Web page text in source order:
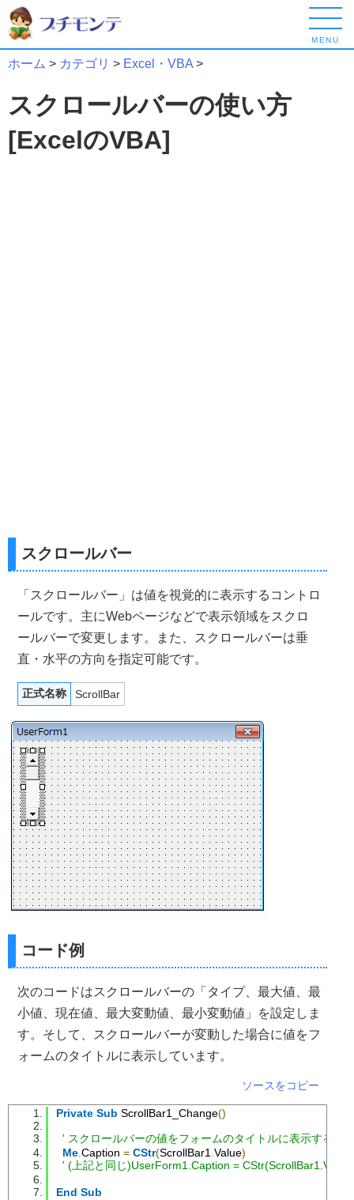
MENU
ホーム > カテゴリ > Excel・VBA>
スクロールバーの使い方
[ExcelのVBA]
スクロールバー
「スクロールバー」は値を視覚的に表示するコントロ
ールです。主にWebページなどで表示領域をスクロ
ールバーで変更します。また、スクロールバーは垂
直・水平の方向を指定可能です。
正式名称 ScrollBar
コード例
次のコードはスクロールバーの「タイプ、最大値、最
小値、現在値、最大変動値、最小変動値」を設定しま
す。そして、スクロールバーが変動した場合に値をフ
ォームのタイトルに表示しています。
ソースをコピー
Private Sub ScrollBar1_Change()
' スクロールバーの値をフォームのタイトルに表示する
Me.Caption = CStr(ScrollBar1.Value)
' (上記と同じ)UserForm1.Caption = CStr(ScrollBar1.Value)
End Sub